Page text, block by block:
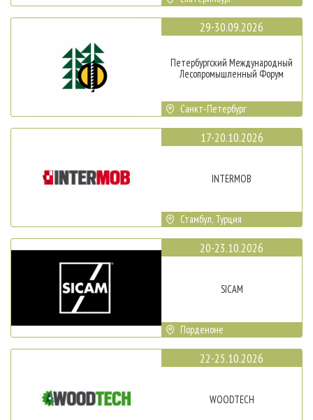
29-30.09.2026
Петербургский Международный
Лесопромышленный Форум
Санкт-Петербург
17-20.10.2026
INTERMOB
Стамбул, Турция
20-23.10.2026
SICAM
Порденоне
22-25.10.2026
WOODTECH